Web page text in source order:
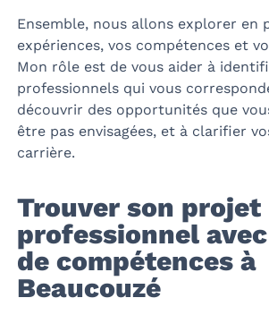
Ensemble, nous allons explorer en
expériences, vos compétences et
Mon rôle est de vous aider à
professionnels qui vous
découvrir des opportunités que
être pas envisagées, et à clarifier
carrière.
Trouver son projet
professionnel
de compétences à
Beaucouzé